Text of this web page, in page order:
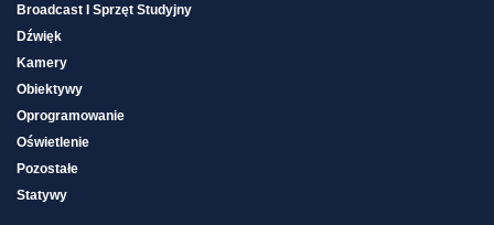
Broadcast I Sprzęt Studyjny
Dźwięk
Kamery
Obiektywy
Oprogramowanie
Oświetlenie
Pozostałe
Statywy